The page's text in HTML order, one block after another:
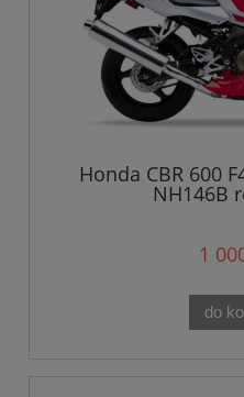
Honda CBR 600
NH146B
1
do